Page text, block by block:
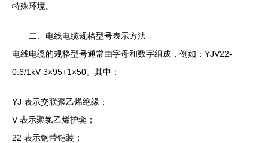
特殊环境。
二、电线电缆规格型号表示方法
电线电缆的规格型号通常由字母和数字组成，例如：YJV22-
0.6/1kV 3×95+1×50。其中：
YJ 表示交联聚乙烯绝缘；
V 表示聚氯乙烯护套；
22 表示钢带铠装；